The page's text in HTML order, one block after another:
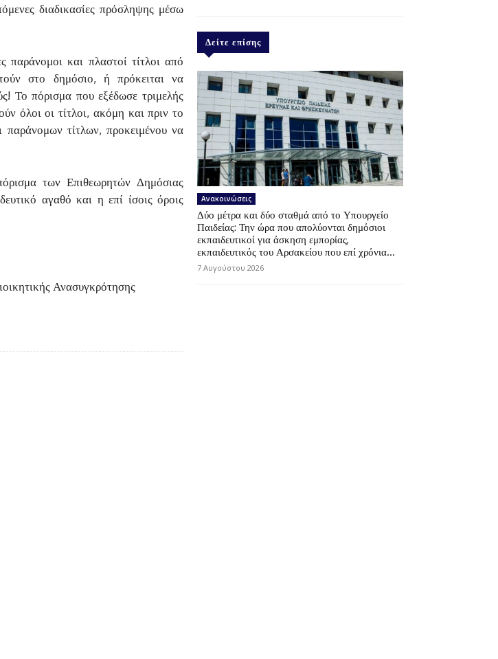
διαδικασίες πρόσληψης μέσω
παράνομοι και πλαστοί τίτλοι από
στο δημόσιο, ή πρόκειται να
Το πόρισμα που εξέδωσε τριμελής
όλοι οι τίτλοι, ακόμη και πριν το
τίτλων, προκειμένου να
των Επιθεωρητών Δημόσιας
αγαθό και η επί ίσοις όροις
Ανασυγκρότησης
Δείτε επίσης
Ανακοινώσεις
Δύο μέτρα και δύο σταθμά από το Υπουργείο
Παιδείας: Την ώρα που απολύονται δημόσιοι
εκπαιδευτικοί για άσκηση εμπορίας,
εκπαιδευτικός του Αρσακείου που επί χρόνια...
7 Αυγούστου 2026